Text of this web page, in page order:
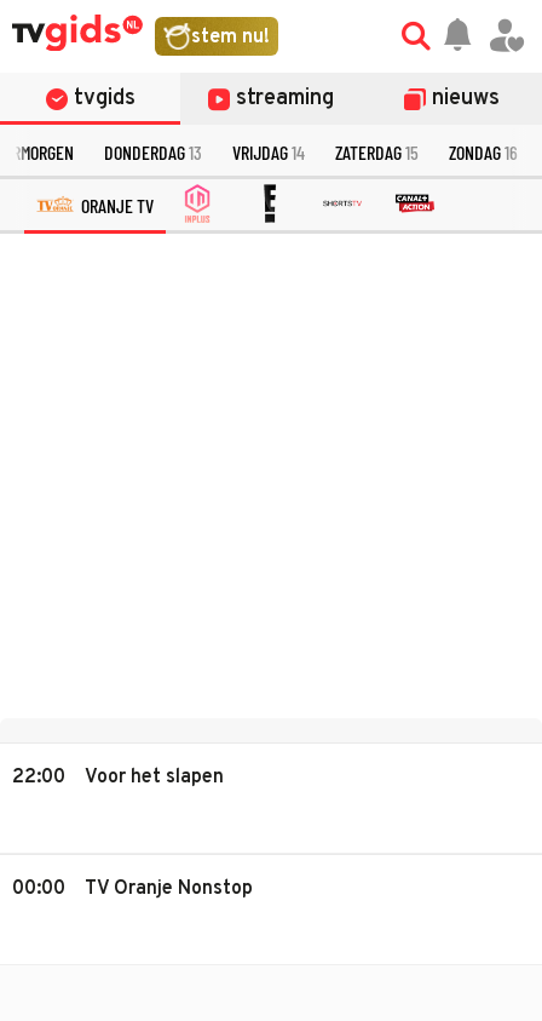
stem nu!
tvgids streaming nieuws
DONDERDAG13 VRIJDAG14 ZATERDAG15 ZONDAG16
ORANJE TV
22:00 Voor het slapen
00:00 TV Oranje Nonstop